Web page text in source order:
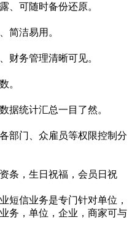
、可随时备份还原。
简洁易用。
财务管理清晰可见。
。
据统计汇总一目了然。
部门、众雇员等权限控制分
条，生日祝福，会员日祝
短信业务是专门针对单位，
务，单位，企业，商家可与